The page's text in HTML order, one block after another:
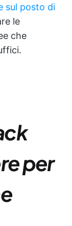
sul posto di
le
che
per